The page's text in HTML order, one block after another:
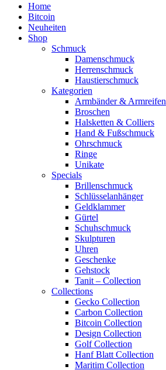
Home
Bitcoin
Neuheiten
Shop
Schmuck
Damenschmuck
Herrenschmuck
Haustierschmuck
Kategorien
Armbänder & Armreifen
Broschen
Halsketten & Colliers
Hand & Fußschmuck
Ohrschmuck
Ringe
Unikate
Specials
Brillenschmuck
Schlüsselanhänger
Geldklammer
Gürtel
Schuhschmuck
Skulpturen
Uhren
Geschenke
Gehstock
Tanit – Collection
Collections
Gecko Collection
Carbon Collection
Bitcoin Collection
Design Collection
Golf Collection
Hanf Blatt Collection
Maritim Collection